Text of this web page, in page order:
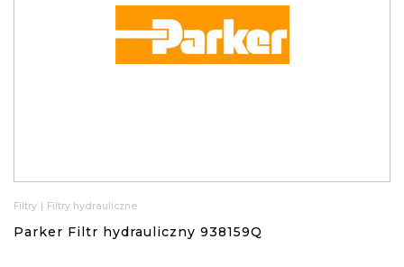
Filtry Filtry hydrauliczne
Parker Filtr hydrauliczny 938159Q